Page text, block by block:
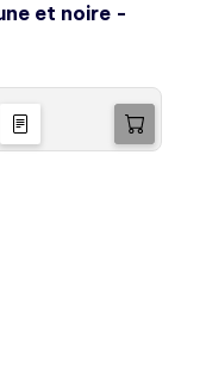
et noire -